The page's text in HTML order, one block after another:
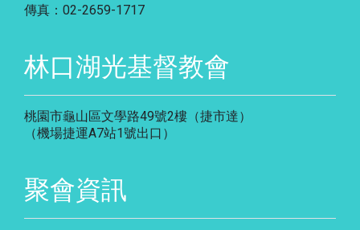
傳真：02-2659-1717
林口湖光基督教會
桃園市龜山區文學路49號2樓（捷市達）
（機場捷運A7站1號出口）
聚會資訊